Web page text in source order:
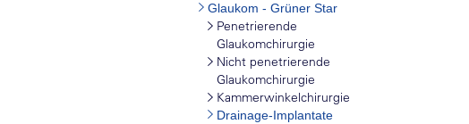
Glaukom - Grüner Star
Penetrierende
Glaukomchirurgie
Nicht penetrierende
Glaukomchirurgie
Kammerwinkelchirurgie
Drainage-Implantate